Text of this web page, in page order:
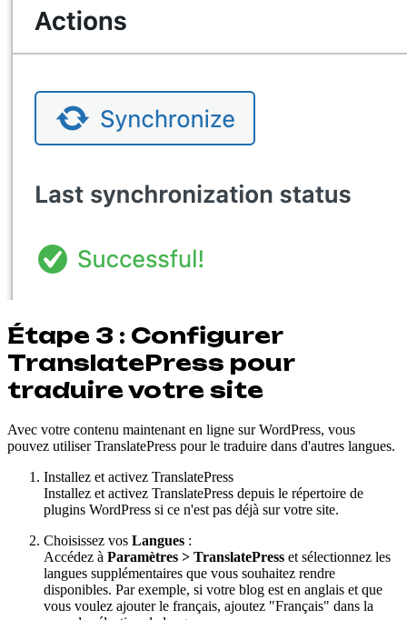
Étape 3 : Configurer
TranslatePress pour
traduire votre site
Avec votre contenu maintenant en ligne sur WordPress, vous
pouvez utiliser TranslatePress pour le traduire dans d'autres langues.
Installez et activez TranslatePress
Installez et activez TranslatePress depuis le répertoire de
plugins WordPress si ce n'est pas déjà sur votre site.
Choisissez vos Langues :
Accédez à Paramètres > TranslatePress et sélectionnez les
langues supplémentaires que vous souhaitez rendre
disponibles. Par exemple, si votre blog est en anglais et que
vous voulez ajouter le français, ajoutez "Français" dans la